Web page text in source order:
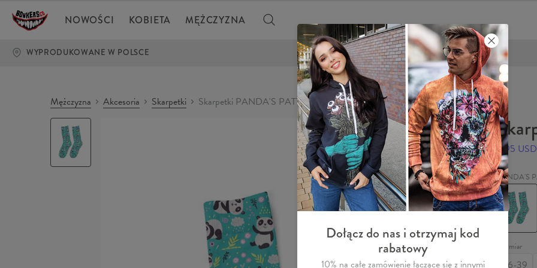
NOWOŚCI KOBIETA MĘŻCZYZNA
WYPRODUKOWANE W POLSCE DARMOWA DOSTAWA OD 200 ZŁ
Mężczyzna Akcesoria Skarpetki Skarpetki PANDA'S PATTERN
9,95 USD
PANDA'S
Skarpetki
PANDA'S
PATTERN
Rozmiar
36-39
Dołącz do nas i otrzymaj kod
rabatowy
10% na całe zamówienie łączące się z innymi